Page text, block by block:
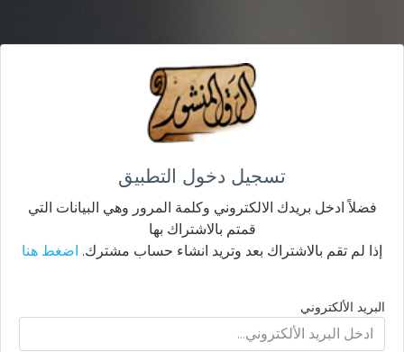
تسجيل دخول التطبيق
فضلاً ادخل بريدك الالكتروني وكلمة المرور وهي البيانات التي
قمتم بالاشتراك بها
إذا لم تقم بالاشتراك بعد وتريد انشاء حساب مشترك. اضغط هنا
البريد الألكتروني